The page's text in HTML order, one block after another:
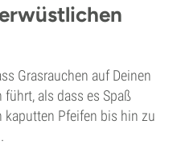
Grasrauchen auf Deinen
als dass es Spaß
kaputten Pfeifen bis hin zu